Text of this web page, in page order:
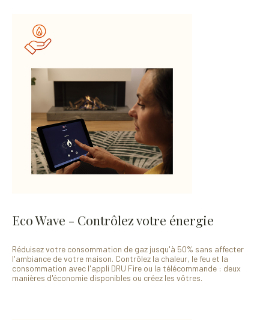
Eco Wave - Contrôlez votre énergie
Réduisez votre consommation de gaz jusqu'à 50% sans affecter
l'ambiance de votre maison. Contrôlez la chaleur, le feu et la
consommation avec l'appli DRU Fire ou la télécommande : deux
manières d'économie disponibles ou créez les vôtres.